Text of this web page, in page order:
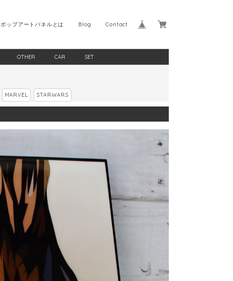
Contact
Blog
ポップアートパネルとは
OTHER CAR SET
MARVEL STARWARS